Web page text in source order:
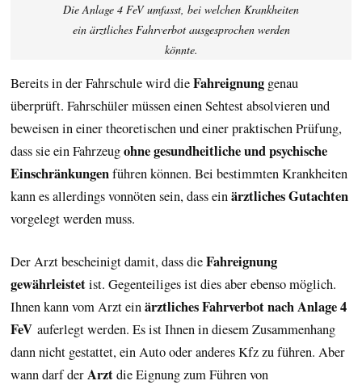
Die Anlage 4 FeV umfasst, bei welchen Krankheiten
ein ärztliches Fahrverbot ausgesprochen werden
könnte.
Bereits in der Fahrschule wird dieFahreignung genau
überprüft. Fahrschüler müssen einen Sehtest absolvieren und
beweisen in einer theoretischen und einer praktischen Prüfung,
dass sie ein Fahrzeugohne gesundheitliche und psychische
Einschränkungenführen können. Bei bestimmten Krankheiten
kann es allerdings vonnöten sein, dass einärztliches Gutachten
vorgelegt werden muss.
Der Arzt bescheinigt damit, dass dieFahreignung
gewährleistetist. Gegenteiliges ist dies aber ebenso möglich.
Ihnen kann vom Arzt einärztliches Fahrverbot nach Anlage 4
FeV auferlegt werden. Es ist Ihnen in diesem Zusammenhang
dann nicht gestattet, ein Auto oder anderes Kfz zu führen. Aber
wann darf derArztdie Eignung zum Führen von